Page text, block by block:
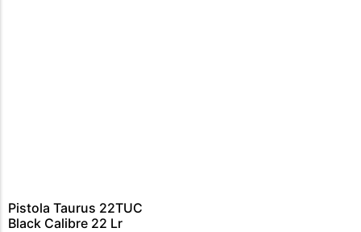
Pistola Taurus 22TUC
Black Calibre 22 Lr